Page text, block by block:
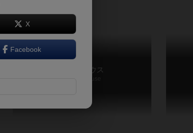
ゾンビハウス
Zombie house
X
Facebook